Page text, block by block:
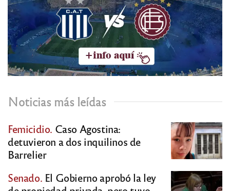
Noticias más leídas
Femicidio. Caso Agostina:
detuvieron a dos inquilinos de
Barrelier
Senado. El Gobierno aprobó la ley